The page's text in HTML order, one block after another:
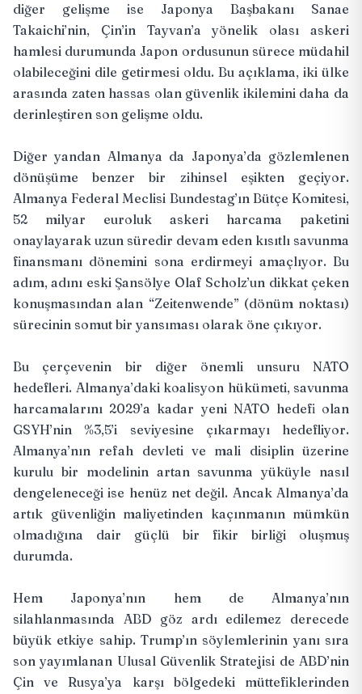
diğer gelişme ise Japonya Başbakanı Sanae
Takaichi’nin, Çin’in Tayvan’a yönelik olası askeri
hamlesi durumunda Japon ordusunun sürece müdahil
olabileceğini dile getirmesi oldu. Bu açıklama, iki ülke
arasında zaten hassas olan güvenlik ikilemini daha da
derinleştiren son gelişme oldu.
Diğer yandan Almanya da Japonya’da gözlemlenen
dönüşüme benzer bir zihinsel eşikten geçiyor.
Almanya Federal Meclisi Bundestag’ın Bütçe Komitesi,
52 milyar euroluk askeri harcama paketini
onaylayarak uzun süredir devam eden kısıtlı savunma
finansmanı dönemini sona erdirmeyi amaçlıyor. Bu
adım, adını eski Şansölye Olaf Scholz’un dikkat çeken
konuşmasından alan “Zeitenwende” (dönüm noktası)
sürecinin somut bir yansıması olarak öne çıkıyor.
Bu çerçevenin bir diğer önemli unsuru NATO
hedefleri. Almanya’daki koalisyon hükümeti, savunma
harcamalarını 2029’a kadar yeni NATO hedefi olan
GSYH’nin %3,5’i seviyesine çıkarmayı hedefliyor.
Almanya’nın refah devleti ve mali disiplin üzerine
kurulu bir modelinin artan savunma yüküyle nasıl
dengeleneceği ise henüz net değil. Ancak Almanya’da
artık güvenliğin maliyetinden kaçınmanın mümkün
olmadığına dair güçlü bir fikir birliği oluşmuş
durumda.
Hem Japonya’nın hem de Almanya’nın
silahlanmasında ABD göz ardı edilemez derecede
büyük etkiye sahip. Trump’ın söylemlerinin yanı sıra
son yayımlanan Ulusal Güvenlik Stratejisi de ABD’nin
Çin ve Rusya’ya karşı bölgedeki müttefiklerinden